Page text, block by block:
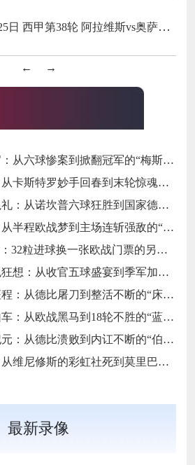
甲第38轮 阿拉维斯vs奥萨苏纳 全场录像回放
← →
瓦伦西亚的逆转收官：从六球惨案到掀翻冠军的“梅斯塔利亚血性”
莱万特的致命心跳：从卡斯特罗妙手回春到末轮惊魂保级的“瓦伦西亚不死魂”
巴塞罗那的青春加冕礼：从诺坎普六球狂胜到国家德比封王的“梦四序章”
埃尔切的悬崖边缘：从半程欧战梦到主场连斩强敌的“绿色求生欲”
赫塔费的“寒酸”童话：32粒进球换一张欧战门票的另类奇迹
比利亚雷亚尔的黄色狂想：从收官五球盛宴到季军加冕的“情歌风暴”
马德里竞技的硬核征程：从德比屠刀到整活不断的“床单段子手”
西班牙人的疯狂过山车：从欧战黑马到18轮不胜的“蓝白梦魇”
皇家马德里的混乱纪元：从德比溃败到内讧不断的“伯纳乌闹剧”
塞尔塔的欧战归途：从维尼修斯的彩虹社死到莫里巴一击制胜的“第六区奇迹”
最新录像